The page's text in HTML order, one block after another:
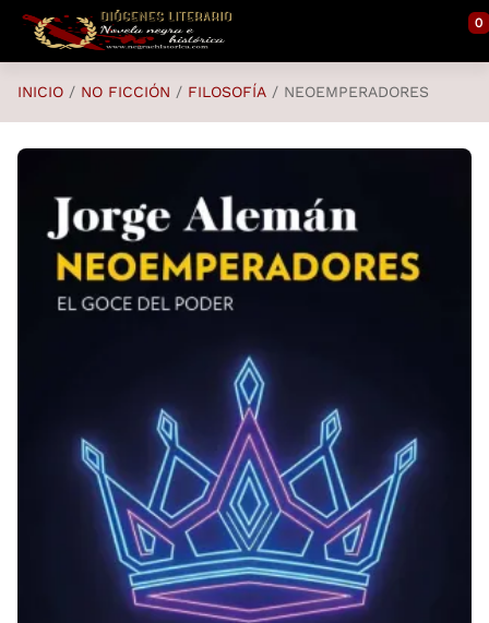
Saltar al contenido principal
0
INICIO NO FICCIÓN FILOSOFÍA NEOEMPERADORES